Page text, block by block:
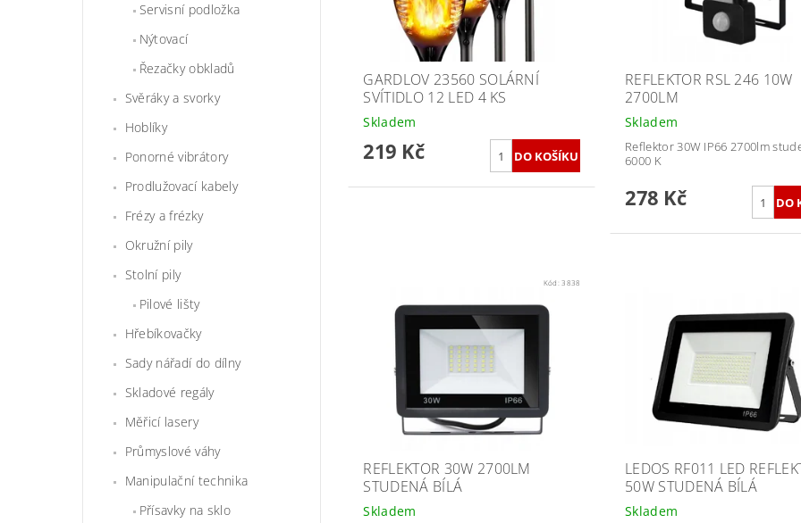
Servisní podložka
Nýtovací
Řezačky obkladů
Svěráky a svorky
Hoblíky
Ponorné vibrátory
Prodlužovací kabely
Frézy a frézky
Okružní pily
Stolní pily
Pilové lišty
Hřebíkovačky
Sady nářadí do dílny
Skladové regály
Měřicí lasery
Průmyslové váhy
Manipulační technika
Přísavky na sklo
GARDLOV 23560 SOLÁRNÍ
SVÍTIDLO 12 LED 4 KS
Skladem
219 Kč
REFLEKTOR RSL 246 10W
2700LM
Skladem
Reflektor 30W IP66 2700lm
6000 K
278 Kč
Kód:3838
REFLEKTOR 30W 2700LM
STUDENÁ BÍLÁ
Skladem
LEDOS RF011 LED
50W STUDENÁ BÍLÁ
Skladem